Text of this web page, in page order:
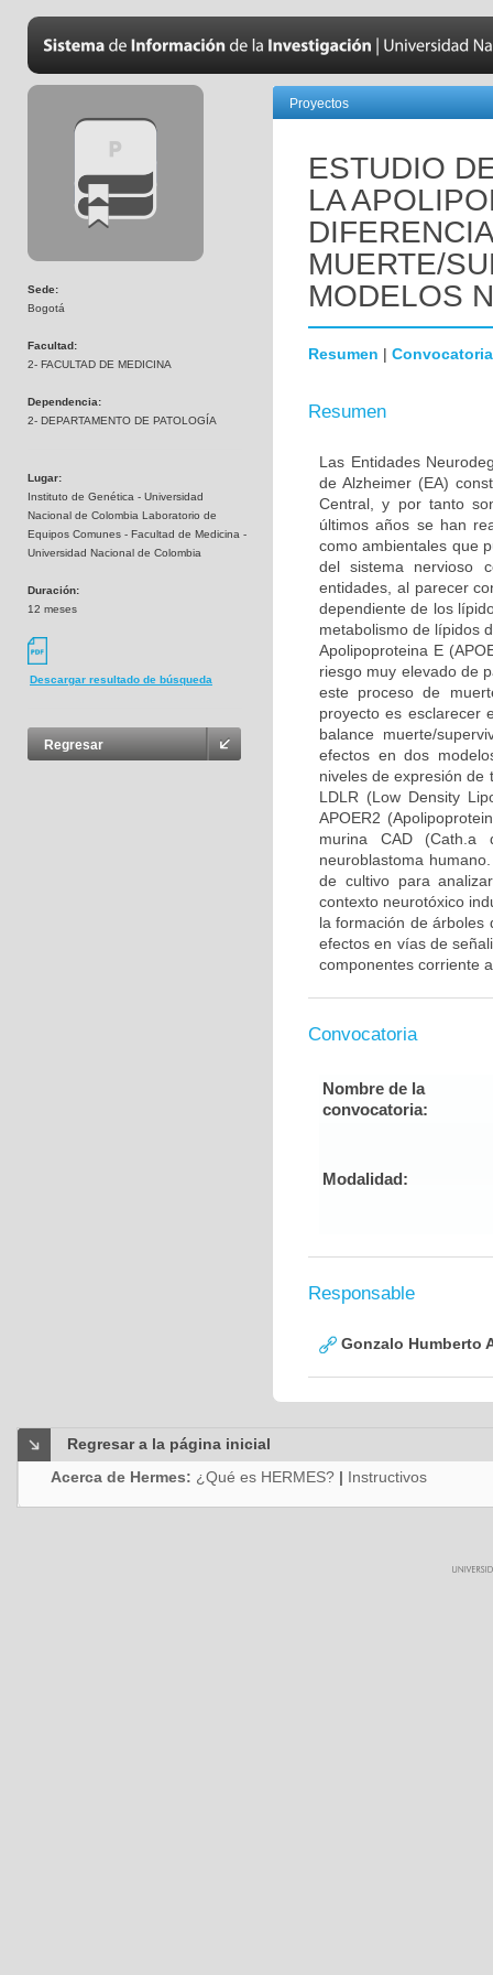
Sede:
Bogotá
Facultad:
2- FACULTAD DE MEDICINA
Dependencia:
2- DEPARTAMENTO DE PATOLOGÍA
Lugar:
Instituto de Genética - Universidad
Nacional de Colombia Laboratorio de
Equipos Comunes - Facultad de Medicina -
Universidad Nacional de Colombia
Duración:
12 meses
Descargar resultado de búsqueda
Regresar
Proyectos
ESTUDIO
LA
MUERTE/
MODELOS
Resumen | Convocatoria
Resumen
Las Entidades
de Alzheimer (EA)
Central, y por tanto
últimos años se han
como ambientales que
del sistema nervioso
entidades, al parecer
dependiente de los
metabolismo de lípidos
Apolipoproteina E
riesgo muy elevado de
este proceso de
proyecto es esclarecer
balance muerte/
efectos en dos
niveles de expresión de
LDLR (Low Density
APOER2
murina CAD (Cath.a
neuroblastoma
de cultivo para
contexto neurotóxico
la formación de árboles
efectos en vías de
componentes corriente
Convocatoria
Nombre de la
convocatoria:
Modalidad:
Responsable
Gonzalo Humberto
Regresar a la página inicial
Acerca de Hermes: ¿Qué es HERMES? | Instructivos